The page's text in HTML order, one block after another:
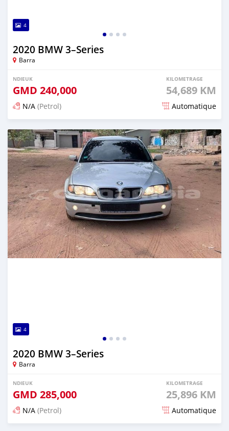
4
2020 BMW 3–Series
Barra
NDIEUK
GMD 240,000
KILOMETRAGE
54,689 KM
N/A (Petrol) Automatique
Dougal na niou ko depuis about 2 years
4
2020 BMW 3–Series
Barra
NDIEUK
GMD 285,000
KILOMETRAGE
25,896 KM
N/A (Petrol) Automatique